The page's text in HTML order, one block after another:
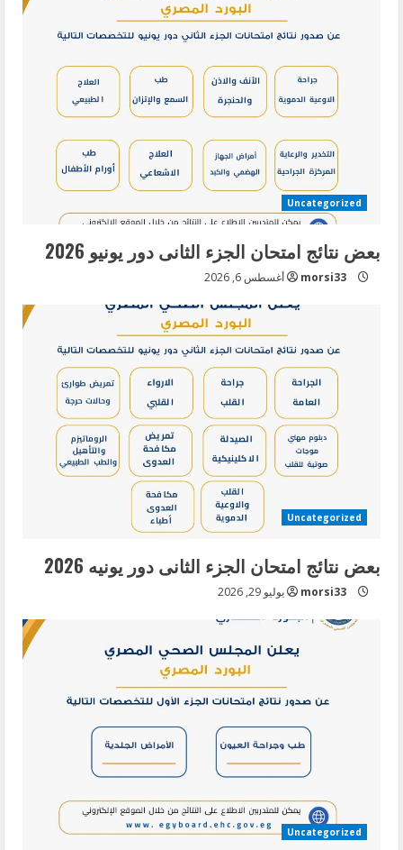
n
Uncategorized
بعض نتائج امتحان الجزء الثانى دور يونيو 2026
morsi33 أغسطس 6, 2026
Uncategorized
بعض نتائج امتحان الجزء الثانى دور يونيه 2026
morsi33 يوليو 29, 2026
Uncategorized